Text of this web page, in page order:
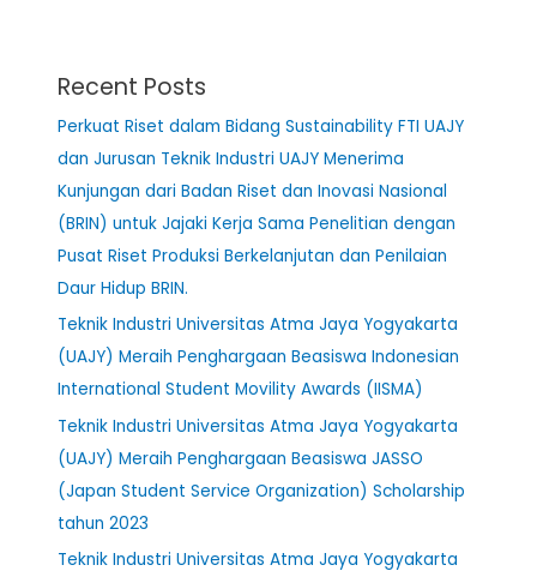
Recent Posts
Perkuat Riset dalam Bidang Sustainability FTI UAJY
dan Jurusan Teknik Industri UAJY Menerima
Kunjungan dari Badan Riset dan Inovasi Nasional
(BRIN) untuk Jajaki Kerja Sama Penelitian dengan
Pusat Riset Produksi Berkelanjutan dan Penilaian
Daur Hidup BRIN.
Teknik Industri Universitas Atma Jaya Yogyakarta
(UAJY) Meraih Penghargaan Beasiswa Indonesian
International Student Movility Awards (IISMA)
Teknik Industri Universitas Atma Jaya Yogyakarta
(UAJY) Meraih Penghargaan Beasiswa JASSO
(Japan Student Service Organization) Scholarship
tahun 2023
Teknik Industri Universitas Atma Jaya Yogyakarta